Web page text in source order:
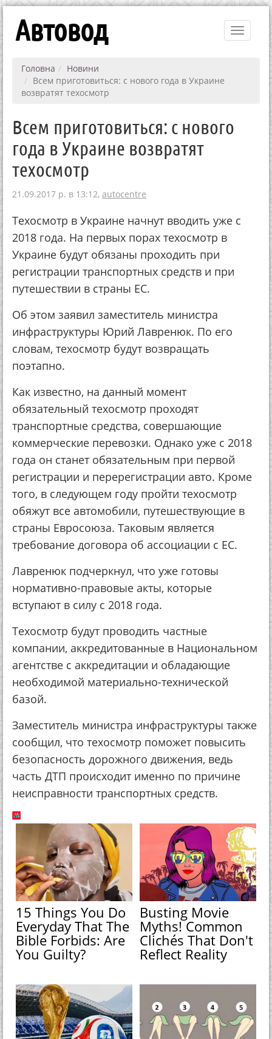
Toggle
Автовод
Головна
Новини
Всем приготовиться: с нового года в Украине
возвратят техосмотр
Всем приготовиться: с нового
года в Украине возвратят
техосмотр
21.09.2017 р. в 13:12, autocentre
Техосмотр в Украине начнут вводить уже с
2018 года. На первых порах техосмотр в
Украине будут обязаны проходить при
регистрации транспортных средств и при
путешествии в страны ЕС.
Об этом заявил заместитель министра
инфраструктуры Юрий Лавренюк. По его
словам, техосмотр будут возвращать
поэтапно.
Как известно, на данный момент
обязательный техосмотр проходят
транспортные средства, совершающие
коммерческие перевозки. Однако уже с 2018
года он станет обязательным при первой
регистрации и перерегистрации авто. Кроме
того, в следующем году пройти техосмотр
обяжут все автомобили, путешествующие в
страны Евросоюза. Таковым является
требование договора об ассоциации с ЕС.
Лавренюк подчеркнул, что уже готовы
нормативно-правовые акты, которые
вступают в силу с 2018 года.
Техосмотр будут проводить частные
компании, аккредитованные в Национальном
агентстве с аккредитации и обладающие
необходимой материально-технической
базой.
Заместитель министра инфраструктуры также
сообщил, что техосмотр поможет повысить
безопасность дорожного движения, ведь
часть ДТП происходит именно по причине
неисправности транспортных средств.
15 Things You Do
Everyday That The
Bible Forbids: Are
You Guilty?
Busting Movie
Myths! Common
Clichés That Don't
Reflect Reality